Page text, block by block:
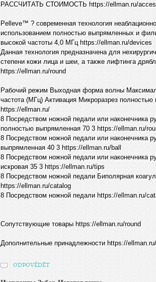
РАССЧИТАТЬ СТОИМОСТЬ https://ellman.ru/
Pelleve™ ? современная технология
использованием полностью выпрямленных и
высокой частоты 4,0 МГц https://ellman.ru/devices
Данная технология предназначена для
степени кожи лица и шеи, а также лифтинга
https://ellman.ru/round
Рабочий режим Выходная форма волны
частота (МГц) Активация Микроразрез
https://ellman.ru/
8 Посредством ножной педали или наконечника
полностью выпрямленная 70 3 https://ellman.ru/
8 Посредством ножной педали или наконечника
выпрямленная 40 3 https://ellman.ru/ball
8 Посредством ножной педали или наконечника
искровая 35 3 https://ellman.ru/tips
8 Посредством ножной педали Биполярная
https://ellman.ru/catalog
8 Посредством ножной педали https://ellman.ru/
Сопутствующие товары https://ellman.ru/round
Дополнительные принадлежности https://
ODPOVĚDĚT